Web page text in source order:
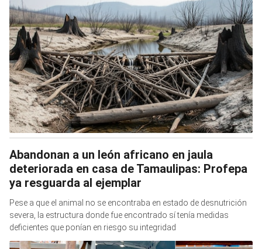
Abandonan a un león africano en jaula
deteriorada en casa de Tamaulipas: Profepa
ya resguarda al ejemplar
Pese a que el animal no se encontraba en estado de desnutrición
severa, la estructura donde fue encontrado sí tenía medidas
deficientes que ponían en riesgo su integridad